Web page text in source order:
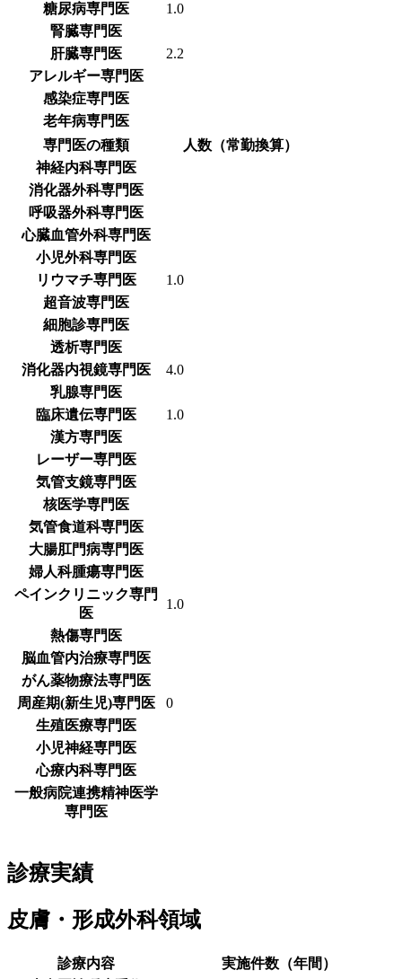
糖尿病専門医
1.0
腎臓専門医
肝臓専門医
2.2
アレルギー専門医
感染症専門医
老年病専門医
専門医の種類
人数（常勤換算）
神経内科専門医
消化器外科専門医
呼吸器外科専門医
心臓血管外科専門医
小児外科専門医
リウマチ専門医
1.0
超音波専門医
細胞診専門医
透析専門医
消化器内視鏡専門医
4.0
乳腺専門医
臨床遺伝専門医
1.0
漢方専門医
レーザー専門医
気管支鏡専門医
核医学専門医
気管食道科専門医
大腸肛門病専門医
婦人科腫瘍専門医
ペインクリニック専門
医
1.0
熱傷専門医
脳血管内治療専門医
がん薬物療法専門医
周産期(新生児)専門医
0
生殖医療専門医
小児神経専門医
心療内科専門医
一般病院連携精神医学
専門医
診療実績
皮膚・形成外科領域
診療内容
実施件数（年間）